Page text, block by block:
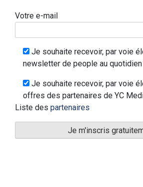
Votre e-mail
Je souhaite recevoir, par voie
newsletter de people au quotidien
Je souhaite recevoir, par voie
offres des partenaires de YC
Liste des partenaires